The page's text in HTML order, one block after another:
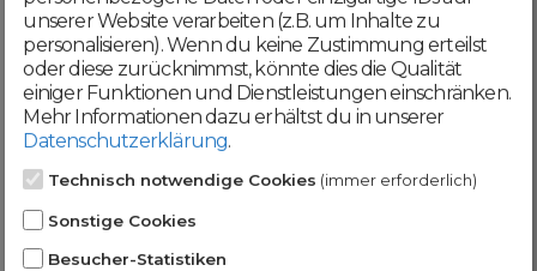
Werde jetzt Teil der
DomainCatcher-
Community!
unserer Website verarbeiten (z.B. um Inhalte zu
personalisieren). Wenn du keine Zustimmung erteilst
oder diese zurücknimmst, könnte dies die Qualität
einiger Funktionen und Dienstleistungen einschränken.
Mehr Informationen dazu erhältst du in unserer
Datenschutzerklärung.
Technisch notwendige Cookies (immer erforderlich)
Sonstige Cookies
Besucher-Statistiken